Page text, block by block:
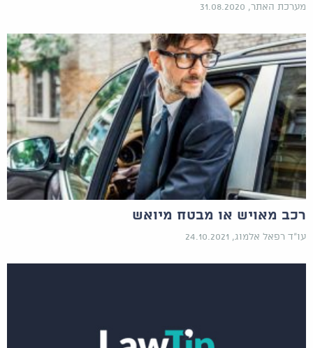
מערכת האתר, 31.08.2020
רכב מאויש או מבטח מיואש
עו"ד רפאל אלמוג, 24.10.2021